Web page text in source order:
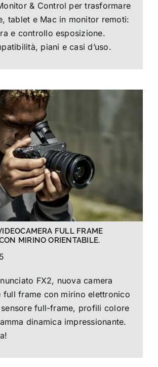
& Control per trasformare
tablet e Mac in monitor remoti:
e controllo esposizione.
piani e casi d’uso.
FULL FRAME
MIRINO ORIENTABILE.
FX2, nuova camera
full frame con mirino elettronico
full-frame, profili colore
dinamica impressionante.